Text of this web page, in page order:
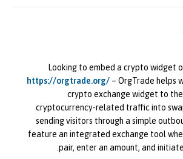
Looking to embed a crypto widget
https://orgtrade.org/ – OrgTrade helps
crypto exchange widget to
cryptocurrency-related traffic into
sending visitors through a simple
feature an integrated exchange tool
pair, enter an amount, and